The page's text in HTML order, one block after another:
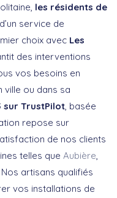
les résidents de
service de
choix avec Les
des interventions
vos besoins en
ville ou dans sa
sur TrustPilot , basée
repose sur
de nos clients
telles que Aubière
Nos artisans qualifiés
vos installations de